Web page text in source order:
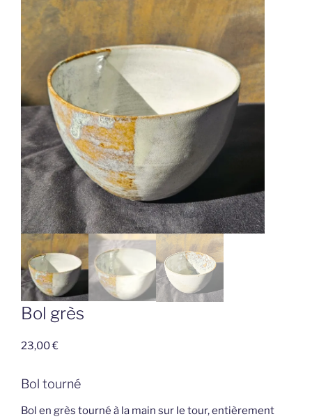
Bol grès
23,00€
Bol tourné
Bol en grès tourné à la main sur le tour, entièrement